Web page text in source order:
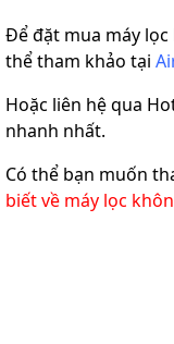
Để đặt mua máy
thể tham khảo tại
Hoặc liên hệ qua
nhanh nhất.
Có thể bạn muốn
biết về máy lọc